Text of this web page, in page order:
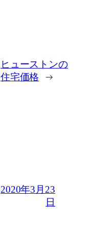
ヒューストンの
住宅価格 →
2020年3月23
日